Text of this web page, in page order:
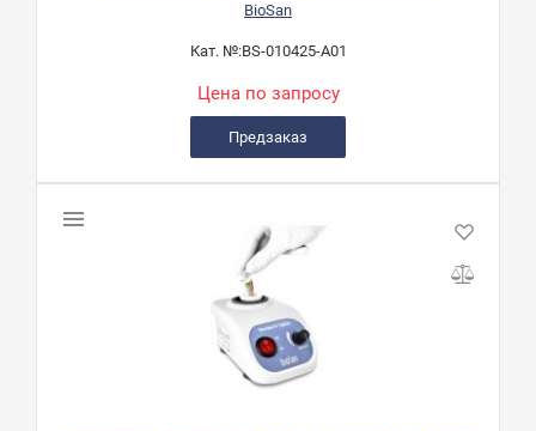
BioSan
Кат. №:BS-010425-A01
Цена по запросу
Предзаказ